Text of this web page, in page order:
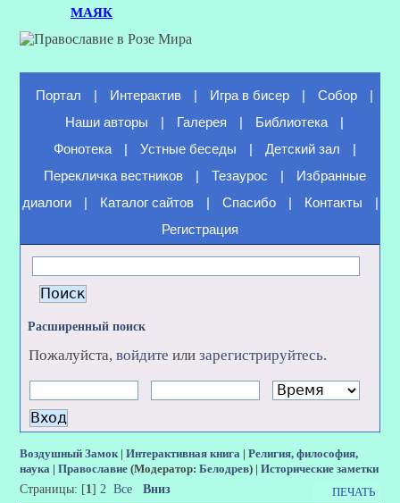
МАЯК
Портал Интерактив Игра в бисер Собор
Наши авторы
Галерея Библиотека
Фонотека
Устные беседы Детский зал
Перекличка вестников
Тезаурос
Избранные
диалоги
Каталог сайтов Спасибо Контакты
Регистрация
Расширенный поиск
Пожалуйста,войдите илизарегистрируйтесь.
Воздушный Замок|Интерактивная книга |Религия, философия,
наука |Православие (Модератор:Белодрев) |Исторические заметки
ПЕЧАТЬ
Страницы: [1]2 Все Вниз